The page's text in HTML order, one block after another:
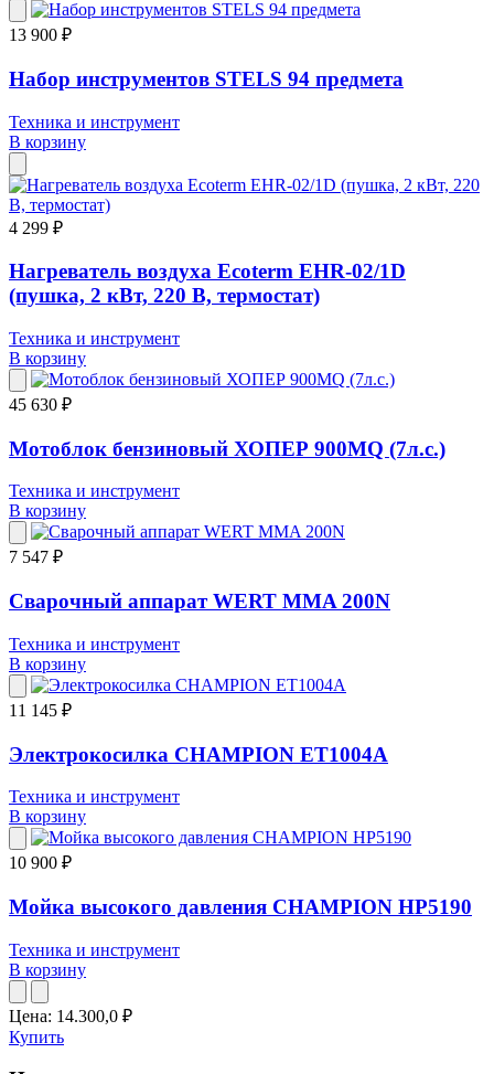
13 900 ₽
Набор инструментов STELS 94 предмета
Техника и инструмент
В корзину
4 299 ₽
Нагреватель воздуха Ecoterm EHR-02/1D
(пушка, 2 кВт, 220 В, термостат)
Техника и инструмент
В корзину
45 630 ₽
Мотоблок бензиновый ХОПЕР 900MQ (7л.с.)
Техника и инструмент
В корзину
7 547 ₽
Сварочный аппарат WERT MMA 200N
Техника и инструмент
В корзину
11 145 ₽
Электрокосилка CHAMPION ET1004A
Техника и инструмент
В корзину
10 900 ₽
Мойка высокого давления CHAMPION HP5190
Техника и инструмент
В корзину
Цена: 14.300,0 ₽
Купить